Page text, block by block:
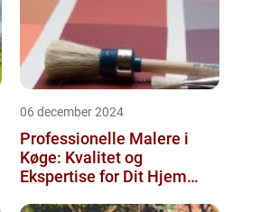
06 december 2024
Professionelle Malere i
Køge: Kvalitet og
Ekspertise for Dit Hjem